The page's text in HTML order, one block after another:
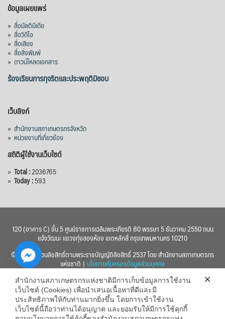
ข้อมูลเผยแพร่
» สื่อมัลติมีเดีย
» สื่อวิดีโอ
» สื่อเสียง
» สื่อสิ่งพิมพ์
» ดาวน์โหลดเอกสาร
ร้องเรียนการทุจริตและประพฤติมิชอบ
เว็บลิงก์
» สำนักงานสภาเกษตรกรจังหวัด
» หน่วยงานที่เกี่ยวข้อง
สถิติผู้ใช้งานเว็บไซต์
» Total :2036765
» Today :593
120 (อาคาร C) ชั้น 5 ศูนย์ราชการเฉลิมพระเกียรติ 80 พรรษา 5 ธันวาคม 2550 ถนน
แจ้งวัฒนะ แขวงทุ่งสองห้อง เขตหลักสี่ กรุงเทพมหานคร 10210
© 2560 สงวนลิขสิทธิ์ตามพระราชบัญญัติลิขสิทธิ์ 2537 โดย สำนักงานสภาเกษตรกร
แห่งชาติ | นโยบายคุ้มครองข้อมูลส่วนบุคคล
สำนักงานสภาเกษตรกรแห่งชาติมีการเก็บข้อมูลการใช้งาน
เว็บไซต์ (Cookies) เพื่อนำเสนอเนื้อหาที่ดีและมี
ประสิทธิภาพให้กับท่านมากยิ่งขึ้น โดยการเข้าใช้งาน
เว็บไซต์นี้ถือว่าท่านได้อนุญาต และยอมรับให้มีการใช้คุกกี้